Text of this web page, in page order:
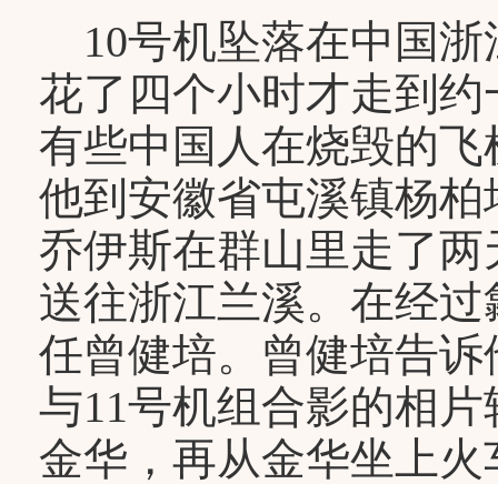
10号机坠落在中国浙
花了四个小时才走到
有些中国人在烧毁的
他到安徽省屯溪镇杨
乔伊斯在群山里走了
送往浙江兰溪。在经
任曾健培。曾健培告
与11号机组合影的相
金华，再从金华坐上